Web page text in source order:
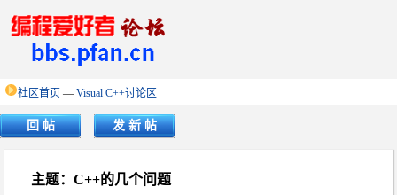
社区首页 — Visual C++讨论区
回 帖 发 新 帖
主题：C++的几个问题